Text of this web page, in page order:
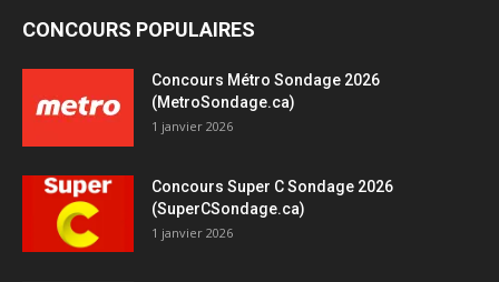
CONCOURS POPULAIRES
Concours Métro Sondage 2026
(MetroSondage.ca)
1 janvier 2026
Concours Super C Sondage 2026
(SuperCSondage.ca)
1 janvier 2026